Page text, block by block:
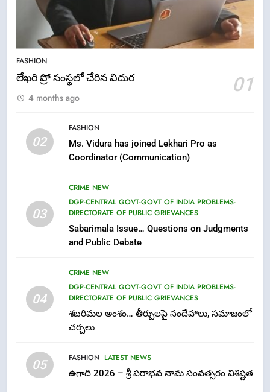
FASHION
లేఖరి ప్రో సంస్థలో చేరిన విదుర 01
4 months ago
02
FASHION
Ms. Vidura has joined Lekhari Pro as
Coordinator (Communication)
03
CRIME NEW
DGP-CENTRAL GOVT-GOVT OF INDIA PROBLEMS-
DIRECTORATE OF PUBLIC GRIEVANCES
Sabarimala Issue… Questions on Judgments
and Public Debate
04
CRIME NEW
DGP-CENTRAL GOVT-GOVT OF INDIA PROBLEMS-
DIRECTORATE OF PUBLIC GRIEVANCES
శబరిమల అంశం… తీర్పులపై సందేహాలు, సమాజంలో
చర్చలు
05 FASHION LATEST NEWS
ఉగాది 2026 – శ్రీ పరాభవ నామ సంవత్సరం విశిష్టత
5
Parabhava Nama Samvatsaram
7
తిరుమల లడ్డూ నెయ్యి కల్తీ: పవిత్ర
విశ్వాసానికి ద్రోహం
CRIME NEW
Ghee Adulteration in Tirumala
Laddu: A Sacred Trust Betrayed
1
లేఖరి ప్రో సంస్థలో చేరిన విదుర